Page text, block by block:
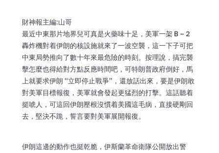
財神報主編:山哥
最近中東那片地界兒可真是火藥味十足，美軍一架 B – 2
轟炸機對着伊朗的核設施就來了一波空襲，這一下子可把
中東局勢推向了數十年來最危險的時刻。按理說，搞完襲
擊怎麼也得給對方點反應時間吧，可特朗普政府倒好，馬
上就要求伊朗 “立即停止戰爭”，還放話出來，要是伊朗敢
對美軍目標報復，美軍就會發起更猛烈的打擊。這話聽着
挺唬人，可這回伊朗壓根沒慣着美國這毛病，直接硬剛回
去，堅決不跪，誓言要對美軍展開報復。
伊朗這邊的動作也挺乾脆，伊斯蘭革命衛隊公開放出警